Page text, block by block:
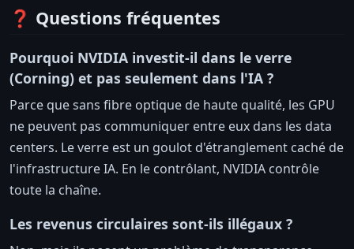
❓ Questions fréquentes
Pourquoi NVIDIA investit-il dans le verre
(Corning) et pas seulement dans l'IA ?
Parce que sans fibre optique de haute qualité, les GPU
ne peuvent pas communiquer entre eux dans les data
centers. Le verre est un goulot d'étranglement caché de
l'infrastructure IA. En le contrôlant, NVIDIA contrôle
toute la chaîne.
Les revenus circulaires sont-ils illégaux ?